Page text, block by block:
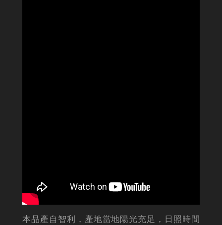
本品產自智利，產地當地陽光充足，日照時間